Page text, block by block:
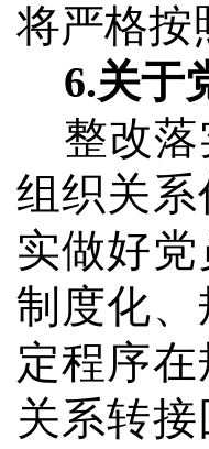
将严格按
6.关于
整改落
组织关
实做好
制度化
定程序
关系转